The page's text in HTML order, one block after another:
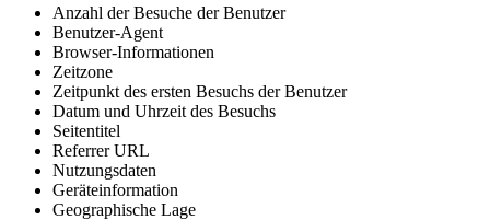
Anzahl der Besuche der Benutzer
Benutzer-Agent
Browser-Informationen
Zeitzone
Zeitpunkt des ersten Besuchs der Benutzer
Datum und Uhrzeit des Besuchs
Seitentitel
Referrer URL
Nutzungsdaten
Geräteinformation
Geographische Lage